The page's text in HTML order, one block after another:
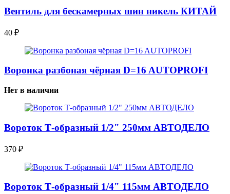
Вентиль для бескамерных шин никель КИТАЙ
40 ₽
Воронка разбоная чёрная D=16 AUTOPROFI
Нет в наличии
Вороток Т-образный 1/2" 250мм АВТОДЕЛО
370 ₽
Вороток Т-образный 1/4" 115мм АВТОДЕЛО